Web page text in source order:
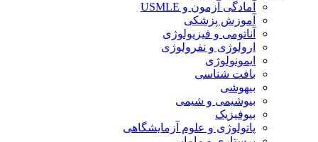
آمادگی آزمون و USMLE
آموزش پزشکی
آناتومی و فیزیولوژی
ارولوژی و نفرولوژی
ایمونولوژی
بافت شناسی
بیهوشی
بیوشیمی و شیمی
بیوفیزیک
پاتولوژی و علوم آزمایشگاهی